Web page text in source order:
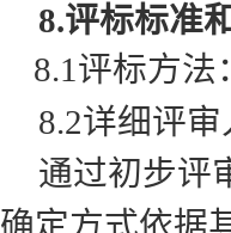
8.评标标准
8.1评标方法
8.2详细评
通过初步评
确定方式依据